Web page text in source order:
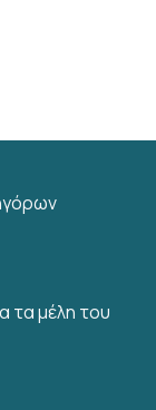
τα μέλη του